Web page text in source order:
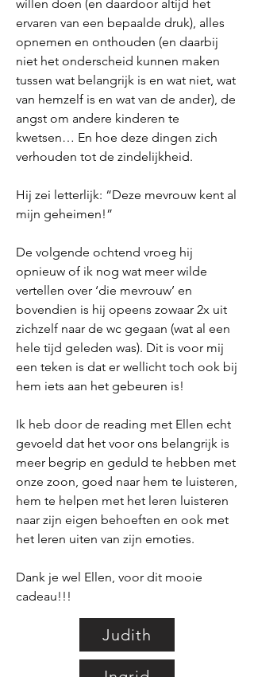
willen doen (en daardoor altijd het
ervaren van een bepaalde druk), alles
opnemen en onthouden (en daarbij
niet het onderscheid kunnen maken
tussen wat belangrijk is en wat niet, wat
van hemzelf is en wat van de ander), de
angst om andere kinderen te
kwetsen… En hoe deze dingen zich
verhouden tot de zindelijkheid.
Hij zei letterlijk: “Deze mevrouw kent al
mijn geheimen!”
De volgende ochtend vroeg hij
opnieuw of ik nog wat meer wilde
vertellen over ‘die mevrouw’ en
bovendien is hij opeens zowaar 2x uit
zichzelf naar de wc gegaan (wat al een
hele tijd geleden was). Dit is voor mij
een teken is dat er wellicht toch ook bij
hem iets aan het gebeuren is!
Ik heb door de reading met Ellen echt
gevoeld dat het voor ons belangrijk is
meer begrip en geduld te hebben met
onze zoon, goed naar hem te luisteren,
hem te helpen met het leren luisteren
naar zijn eigen behoeften en ook met
het leren uiten van zijn emoties.
Dank je wel Ellen, voor dit mooie
cadeau!!!
Judith